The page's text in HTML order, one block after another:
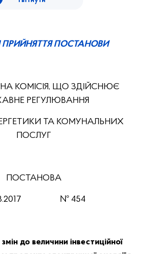
ПРИЙНЯТТЯ ПОСТАНОВИ
КОМІСІЯ, ЩО ЗДІЙСНЮЄ
РЕГУЛЮВАННЯ
ТА КОМУНАЛЬНИХ
ПОСЛУГ
ПОСТАНОВА
№ 454
до величини інвестиційної